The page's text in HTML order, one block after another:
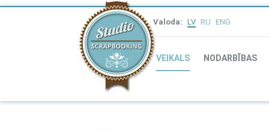
Valoda: LV RU ENG
VEIKALS NODARBĪBAS